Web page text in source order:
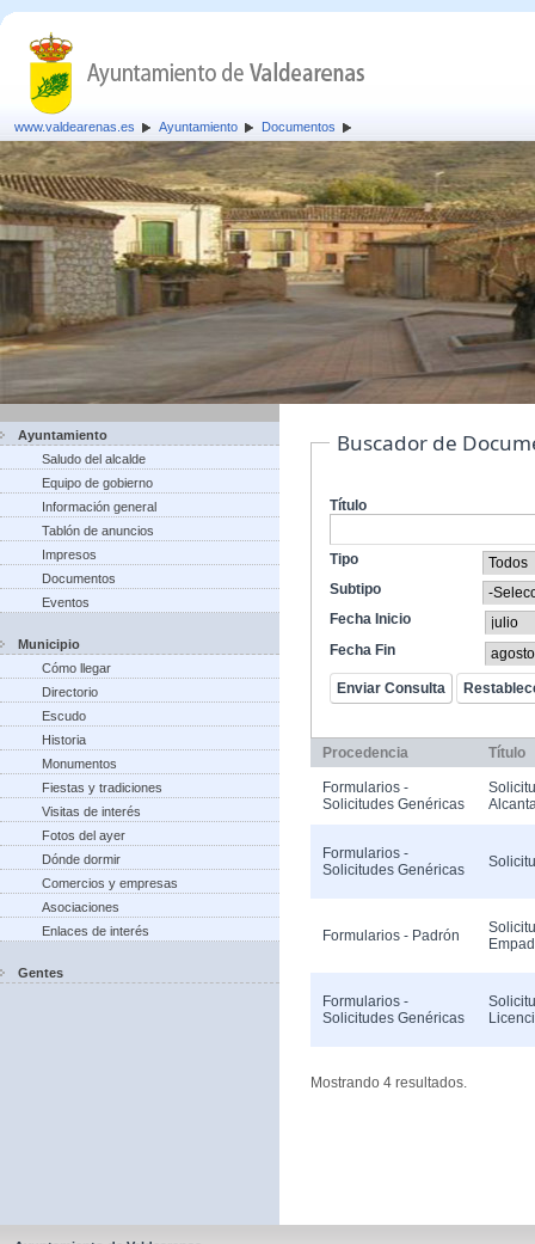
www.valdearenas.es Ayuntamiento Documentos
Ayuntamiento
Saludo del alcalde
Equipo de gobierno
Información general
Tablón de anuncios
Impresos
Documentos
Eventos
Municipio
Cómo llegar
Directorio
Escudo
Historia
Monumentos
Fiestas y tradiciones
Visitas de interés
Fotos del ayer
Dónde dormir
Comercios y empresas
Asociaciones
Enlaces de interés
Gentes
Buscador de
Título
Tipo
Subtipo
Fecha Inicio
Fecha Fin
Procedencia Título
Formularios -
Solicitudes Genéricas
Formularios -
Solicitudes Genéricas
Formularios - Padrón
Formularios -
Solicitudes Genéricas
Mostrando 4 resultados.